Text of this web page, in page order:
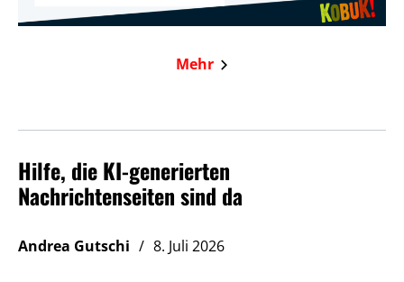
Mehr
Hilfe, die KI-generierten
Nachrichtenseiten sind da
Andrea Gutschi 8. Juli 2026